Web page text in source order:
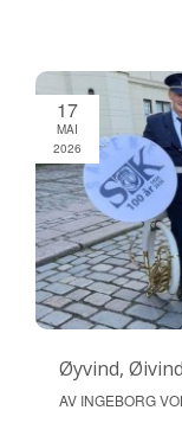
17
MAI
2026
Øyvind,
AV INGEBORG